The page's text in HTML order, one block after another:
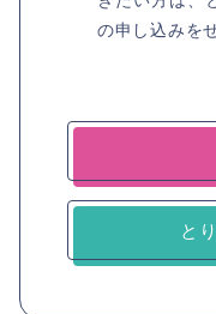
の申し込みを
と